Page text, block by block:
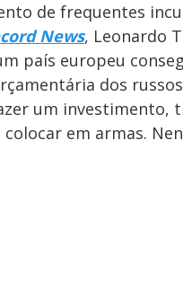
de frequentes
News, Leonardo
país europeu
dos
um investimento,
em armas.